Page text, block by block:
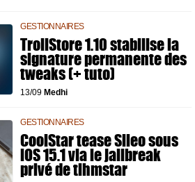
GESTIONNAIRES
TrollStore 1.10 stabilise la
signature permanente des
tweaks (+ tuto)
13/09 Medhi
GESTIONNAIRES
CoolStar tease Sileo sous
iOS 15.1 via le jailbreak
privé de tihmstar